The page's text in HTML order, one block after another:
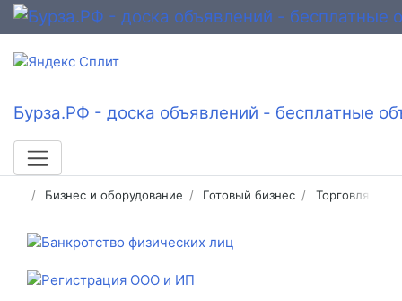
Бурза.РФ - доска объявлений - бесплатные
Бизнес и оборудование Готовый бизнес Торговля